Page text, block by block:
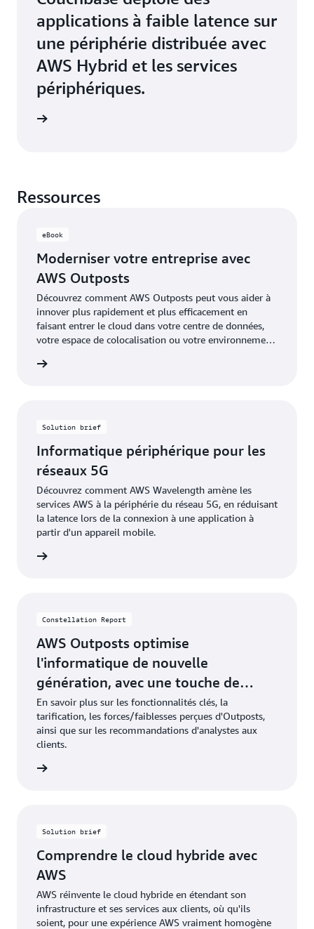
applications à faible latence sur
une périphérie distribuée avec
AWS Hybrid et les services
périphériques.
Ressources
eBook
Moderniser votre entreprise avec
AWS Outposts
Découvrez comment AWS Outposts peut vous aider à
innover plus rapidement et plus efficacement en
faisant entrer le cloud dans votre centre de données,
votre espace de colocalisation ou votre environnement
Solution brief
Informatique périphérique pour les
réseaux 5G
Découvrez comment AWS Wavelength amène les
services AWS à la périphérie du réseau 5G, en réduisant
la latence lors de la connexion à une application à
partir d'un appareil mobile.
Constellation Report
AWS Outposts optimise
l'informatique de nouvelle
génération, avec une touche de
différenciation
En savoir plus sur les fonctionnalités clés, la
tarification, les forces/faiblesses perçues d'Outposts,
ainsi que sur les recommandations d'analystes aux
clients.
Solution brief
Comprendre le cloud hybride avec
AWS
AWS réinvente le cloud hybride en étendant son
infrastructure et ses services aux clients, où qu'ils
soient, pour une expérience AWS vraiment homogène